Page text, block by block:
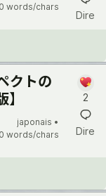
words/chars
Dire
クトの
japonais •
words/chars
2
Dire